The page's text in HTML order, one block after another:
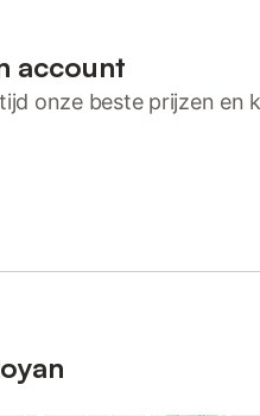
account
onze beste prijzen en